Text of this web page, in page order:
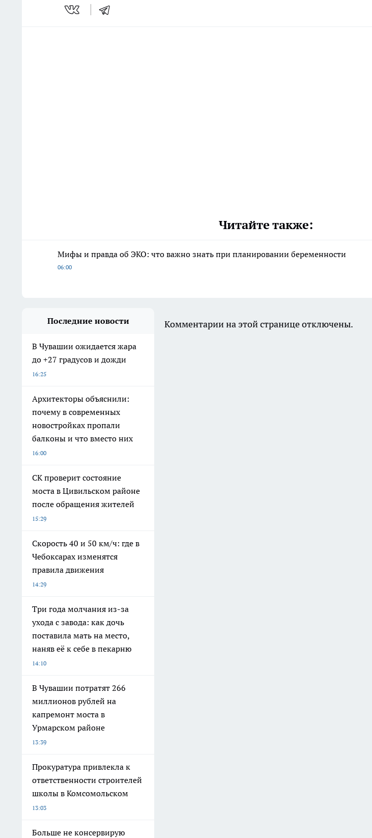
Читайте также:
Мифы и правда об ЭКО: что важно знать при планировании беременности
06:00
Последние новости
В Чувашии ожидается жара
до +27 градусов и дожди
16:25
Архитекторы объяснили:
почему в современных
новостройках пропали
балконы и что вместо них
16:00
СК проверит состояние
моста в Цивильском районе
после обращения жителей
15:29
Скорость 40 и 50 км/ч: где в
Чебоксарах изменятся
правила движения
14:29
Три года молчания из-за
ухода с завода: как дочь
поставила мать на место,
наняв её к себе в пекарню
14:10
В Чувашии потратят 266
миллионов рублей на
капремонт моста в
Урмарском районе
13:39
Прокуратура привлекла к
ответственности строителей
школы в Комсомольском
13:03
Больше не консервирую
Комментарии на этой странице отключены.